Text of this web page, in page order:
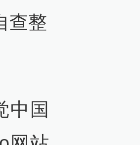
查整
中国